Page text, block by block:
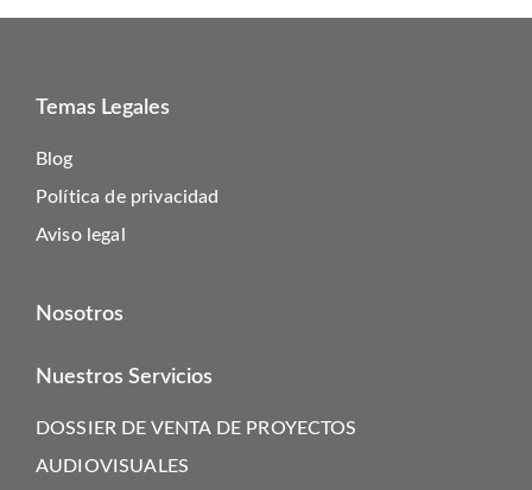
Temas Legales
Blog
Política de privacidad
Aviso legal
Nosotros
Nuestros Servicios
DOSSIER DE VENTA DE PROYECTOS
AUDIOVISUALES